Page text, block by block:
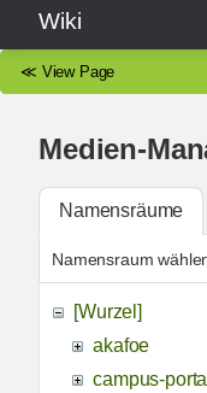
Wiki
≪ View Page
Medien-
Namensräume
Namensraum
[Wurzel]
akafoe
campus-portal